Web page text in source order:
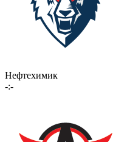
Нефтехимик
-:-